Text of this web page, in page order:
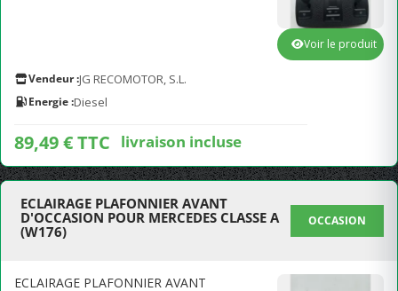
Vendeur :JG RECOMOTOR, S.L.
Energie :Diesel
89,49 € TTC livraison incluse
Voir le produit
ECLAIRAGE PLAFONNIER AVANT
D'OCCASION POUR MERCEDES CLASSE A
(W176)
OCCASION
ECLAIRAGE PLAFONNIER AVANT